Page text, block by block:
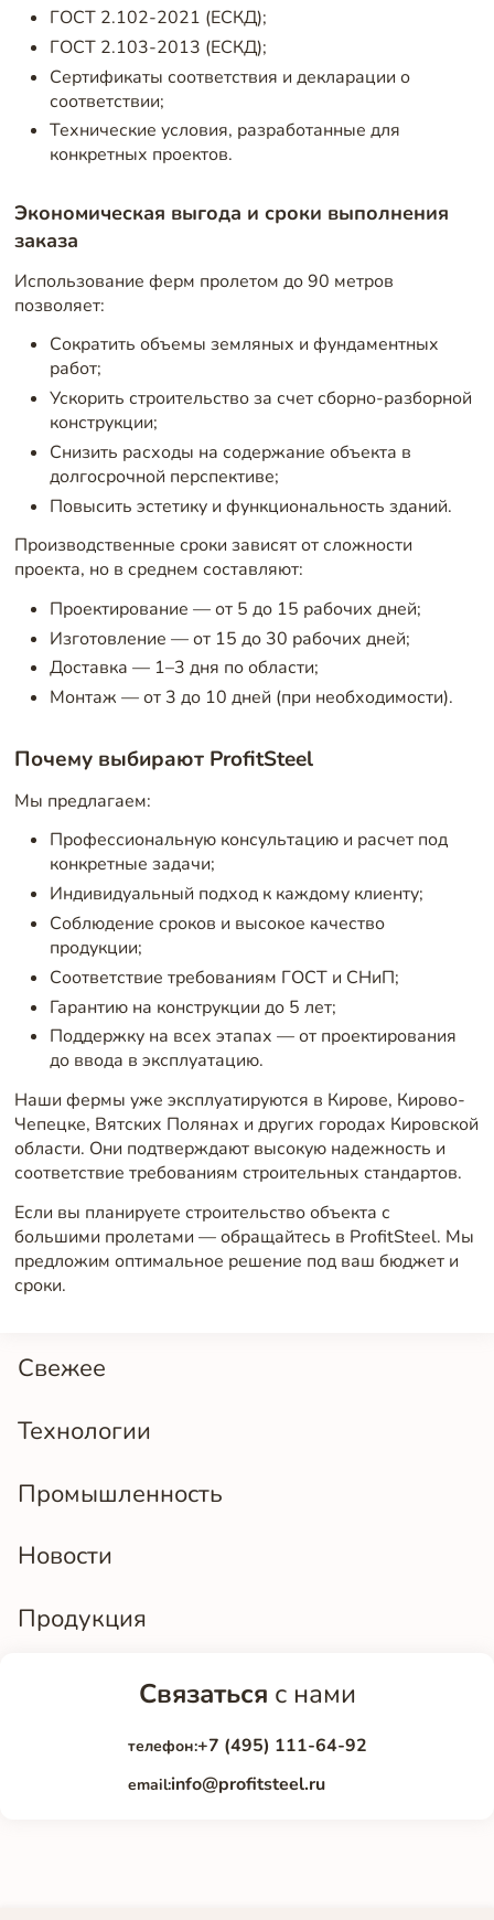
Свежее
Технологии
Промышленность
Новости
Продукция
ГОСТ 2.102-2021 (ЕСКД);
ГОСТ 2.103-2013 (ЕСКД);
Сертификаты соответствия и декларации о
соответствии;
Технические условия, разработанные для
конкретных проектов.
Экономическая выгода и сроки выполнения
заказа
Использование ферм пролетом до 90 метров
позволяет:
Сократить объемы земляных и фундаментных
работ;
Ускорить строительство за счет сборно-разборной
конструкции;
Снизить расходы на содержание объекта в
долгосрочной перспективе;
Повысить эстетику и функциональность зданий.
Производственные сроки зависят от сложности
проекта, но в среднем составляют:
Проектирование — от 5 до 15 рабочих дней;
Изготовление — от 15 до 30 рабочих дней;
Доставка — 1–3 дня по области;
Монтаж — от 3 до 10 дней (при необходимости).
Почему выбирают ProfitSteel
Мы предлагаем:
Профессиональную консультацию и расчет под
конкретные задачи;
Индивидуальный подход к каждому клиенту;
Соблюдение сроков и высокое качество
продукции;
Соответствие требованиям ГОСТ и СНиП;
Гарантию на конструкции до 5 лет;
Поддержку на всех этапах — от проектирования
до ввода в эксплуатацию.
Наши фермы уже эксплуатируются в Кирове, Кирово-
Чепецке, Вятских Полянах и других городах Кировской
области. Они подтверждают высокую надежность и
соответствие требованиям строительных стандартов.
Если вы планируете строительство объекта с
большими пролетами — обращайтесь в ProfitSteel. Мы
предложим оптимальное решение под ваш бюджет и
сроки.
Связаться с нами
телефон:+7 (495) 111-64-92
email:info@profitsteel.ru